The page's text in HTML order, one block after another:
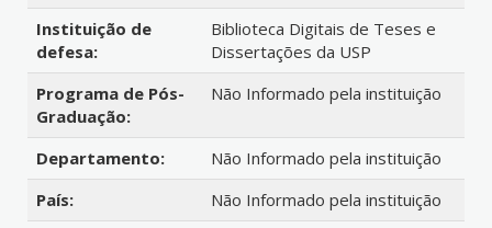
Instituição de
defesa:
Biblioteca Digitais de Teses e
Dissertações da USP
Programa de Pós-
Graduação:
Não Informado pela instituição
Departamento:
Não Informado pela instituição
País:
Não Informado pela instituição